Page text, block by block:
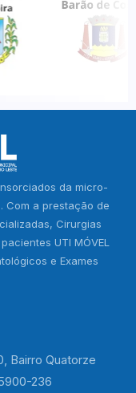
da micro-
Com a prestação de
Cirurgias
UTI MÓVEL
e Exames
Bairro Quatorze
236